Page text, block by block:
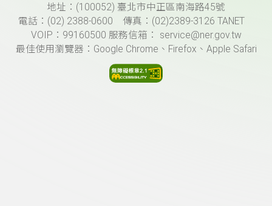
頁尾資訊地址：(100052) 臺北市中正區南海路45號
電話：(02) 2388-0600 傳真：(02)2389-3126 TANET
VOIP：99160500 服務信箱： service@ner.gov.tw
最佳使用瀏覽器：Google Chrome、Firefox、Apple Safari